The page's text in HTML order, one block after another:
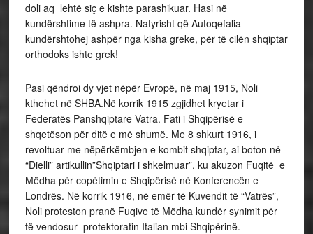
doli aq lehtë siç e kishte parashikuar. Hasi në
kundërshtime të ashpra. Natyrisht që Autoqefalia
kundërshtohej ashpër nga kisha greke, për të cilën shqiptar
orthodoks ishte grek!
Pasi qëndroi dy vjet nëpër Evropë, në maj 1915, Noli
kthehet në SHBA.Në korrik 1915 zgjidhet kryetar i
Federatës Panshqiptare Vatra. Fati i Shqipërisë e
shqetëson për ditë e më shumë. Me 8 shkurt 1916, i
revoltuar me nëpërkëmbjen e kombit shqiptar, ai boton në
“Dielli” artikullin”Shqiptari i shkelmuar”, ku akuzon Fuqitë e
Mëdha për copëtimin e Shqipërisë në Konferencën e
Londrës. Në korrik 1916, në emër të Kuvendit të “Vatrës”,
Noli proteston pranë Fuqive të Mëdha kundër synimit për
të vendosur protektoratin Italian mbi Shqipërinë.